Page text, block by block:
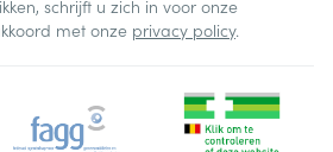
schrijft u zich in voor onze
met onze privacy policy.